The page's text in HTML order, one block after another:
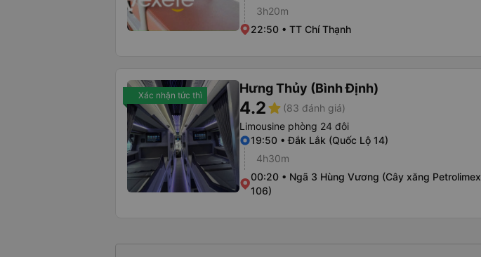
3h20m
22:50 • TT Chí Thạnh
Xác nhận tức thì Hưng Thủy (Bình Định)
4.2star (83 đánh giá)
Limousine phòng 24 đôi
19:50 • Đắk Lắk (Quốc Lộ 14)
4h30m
00:20 • Ngã 3 Hùng Vương (Cây xăng Petrolimex
106)